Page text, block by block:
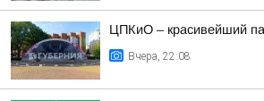
ЦПКиО – красивейший
Вчера, 22:08